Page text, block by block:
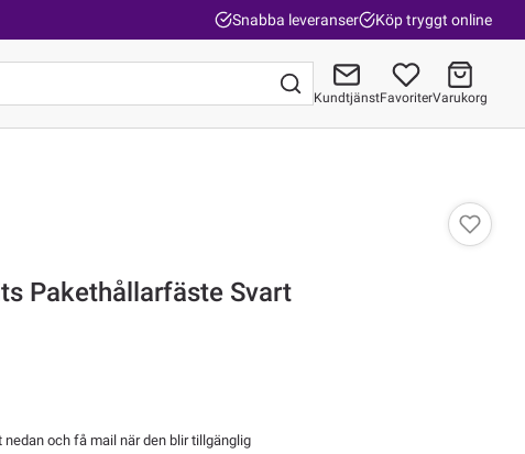
Snabba leveranser Köp tryggt online
KundtjänstFavoriterVarukorg
Pakethållarfäste Svart
nedan och få mail när den blir tillgänglig